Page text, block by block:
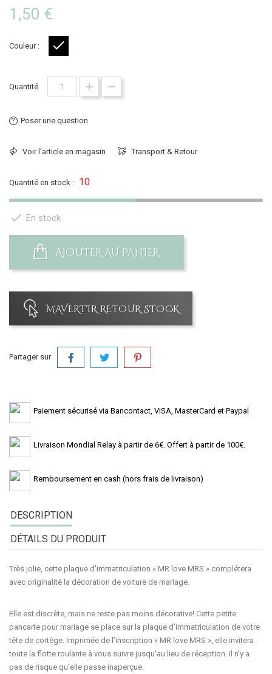
1,50 €
Couleur :
Quantité
Poser une question
Voir l'article en magasin Transport & Retour
Quantité en stock : 10
 En stock
AJOUTER AU PANIER
M'AVERTIR RETOUR STOCK
Partager sur
Paiement sécurisé via Bancontact, VISA, MasterCard et Paypal
Livraison Mondial Relay à partir de 6€. Offert à partir de 100€.
Remboursement en cash (hors frais de livraison)
DESCRIPTION
DÉTAILS DU PRODUIT
Très jolie, cette plaque d'immatriculation « MR love MRS » complétera
avec originalité la décoration de voiture de mariage.
Elle est discrète, mais ne reste pas moins décorative! Cette petite
pancarte pour mariage se place sur la plaque d’immatriculation de votre
tête de cortège. Imprimée de l’inscription « MR love MRS », elle invitera
toute la flotte roulante à vous suivre jusqu'au lieu de réception. Il n’y a
pas de risque qu’elle passe inaperçue.